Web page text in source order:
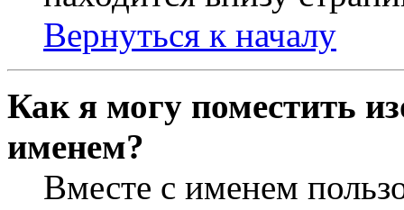
Вернуться к началу
Как я могу поместить
именем?
Вместе с именем